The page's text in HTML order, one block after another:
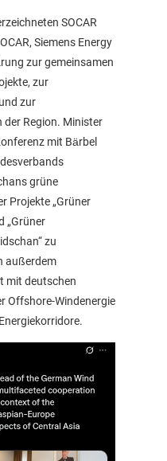
SOCAR
Siemens Energy
zur gemeinsamen
zur
zur
der Region. Minister
mit Bärbel
grüne
Projekte „Grüner
„Grüner
zu
außerdem
mit deutschen
Offshore-Windenergie